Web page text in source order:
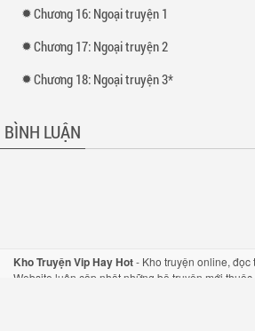
Chương 16: Ngoại truyện 1
Chương 17: Ngoại truyện 2
Chương 18: Ngoại truyện 3*
BÌNH LUẬN
Kho Truyện Vip Hay Hot- Kho truyện online, đọc
Website luôn cập nhật những bộ truyện mới thuộc